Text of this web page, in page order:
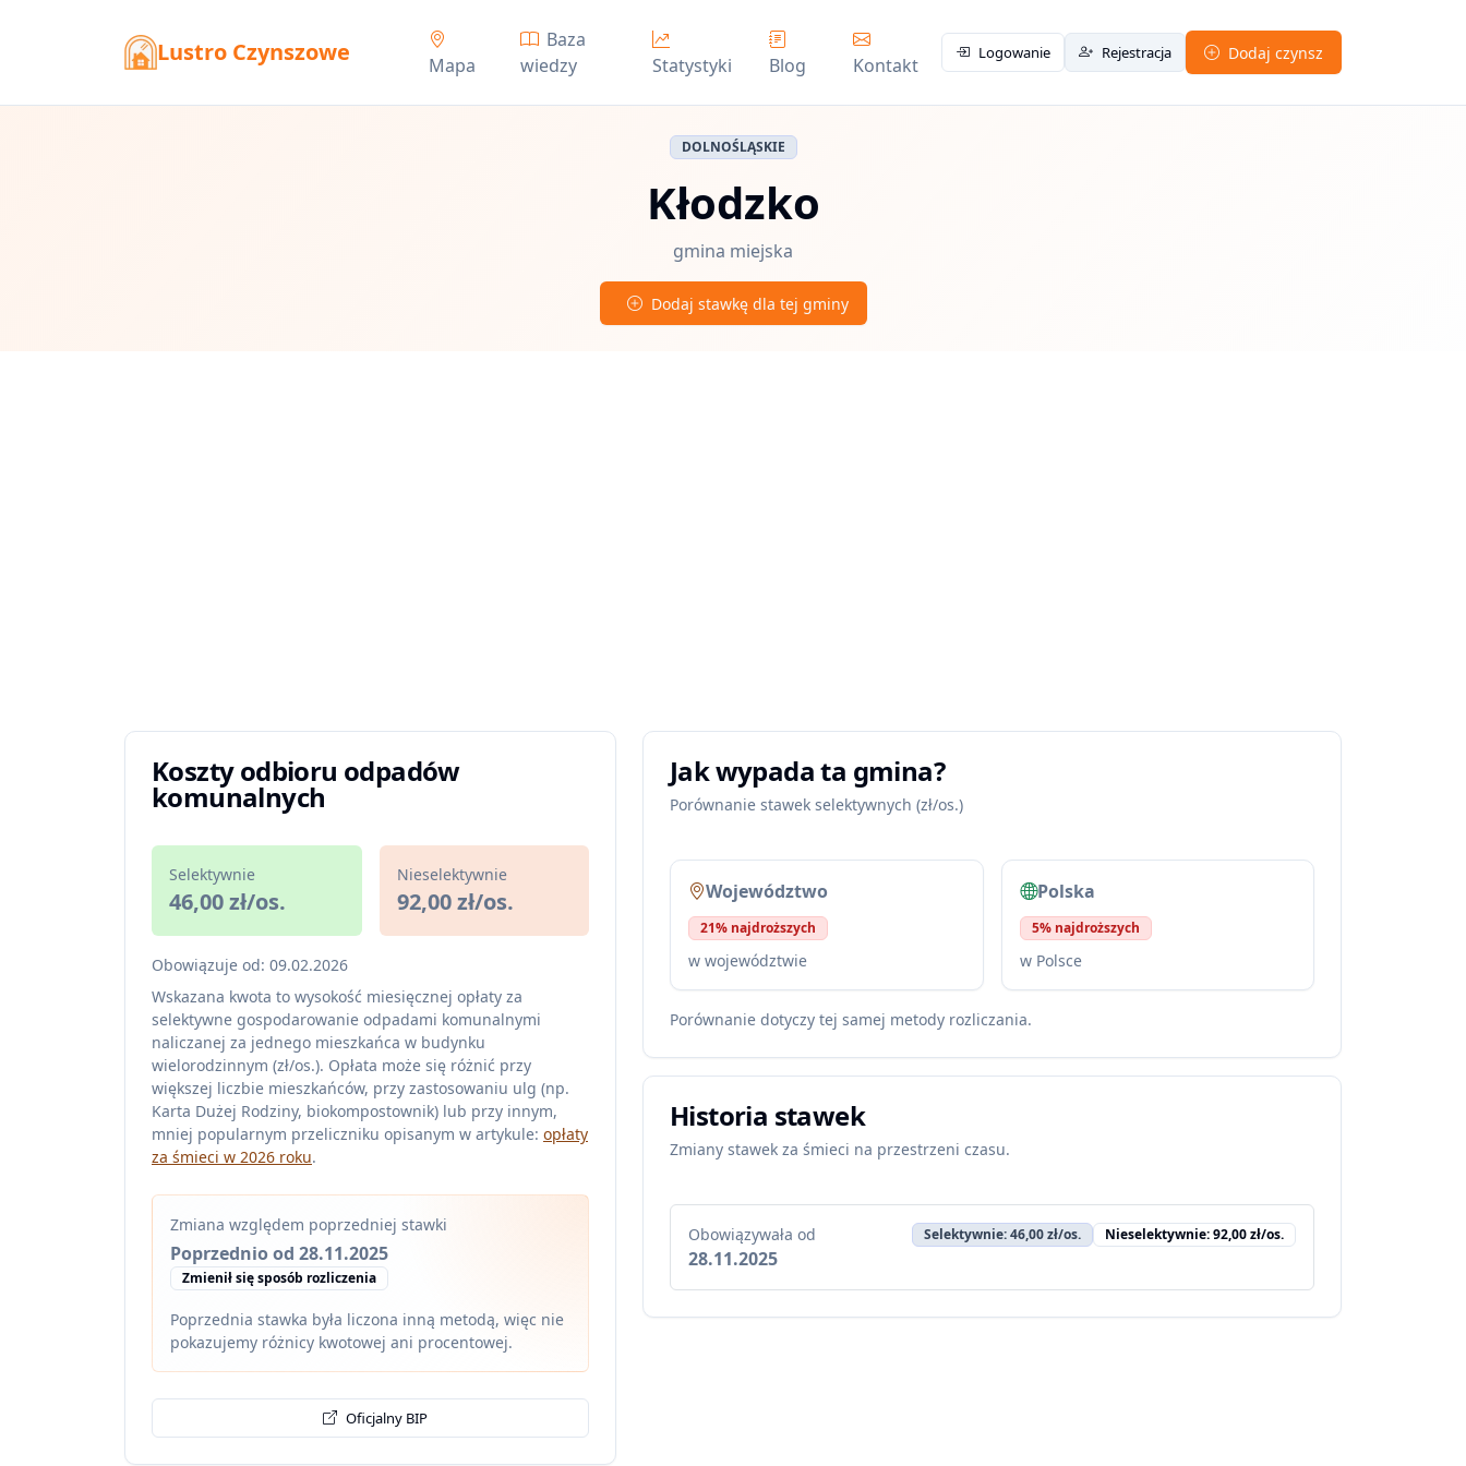
Lustro Czynszowe Mapa
Baza
wiedzy
Statystyki Blog Kontakt
Logowanie Rejestracja Dodaj czynsz
DOLNOŚLĄSKIE
Kłodzko
gmina miejska
Dodaj stawkę dla tej gminy
Koszty odbioru odpadów
komunalnych
Selektywnie
46,00 zł/os.
Nieselektywnie
92,00 zł/os.
Obowiązuje od: 09.02.2026
Wskazana kwota to wysokość miesięcznej opłaty za
selektywne gospodarowanie odpadami komunalnymi
naliczanej za jednego mieszkańca w budynku
wielorodzinnym (zł/os.). Opłata może się różnić przy
większej liczbie mieszkańców, przy zastosowaniu ulg (np.
Karta Dużej Rodziny, biokompostownik) lub przy innym,
mniej popularnym przeliczniku opisanym w artykule: opłaty
za śmieci w 2026 roku.
Zmiana względem poprzedniej stawki
Poprzednio od 28.11.2025
Zmienił się sposób rozliczenia
Poprzednia stawka była liczona inną metodą, więc nie
pokazujemy różnicy kwotowej ani procentowej.
Oficjalny BIP
Jak wypada ta gmina?
Porównanie stawek selektywnych (zł/os.)
Województwo
21% najdroższych
w województwie
Polska
5% najdroższych
w Polsce
Porównanie dotyczy tej samej metody rozliczania.
Historia stawek
Zmiany stawek za śmieci na przestrzeni czasu.
Obowiązywała od
28.11.2025
Selektywnie: 46,00 zł/os. Nieselektywnie: 92,00 zł/os.